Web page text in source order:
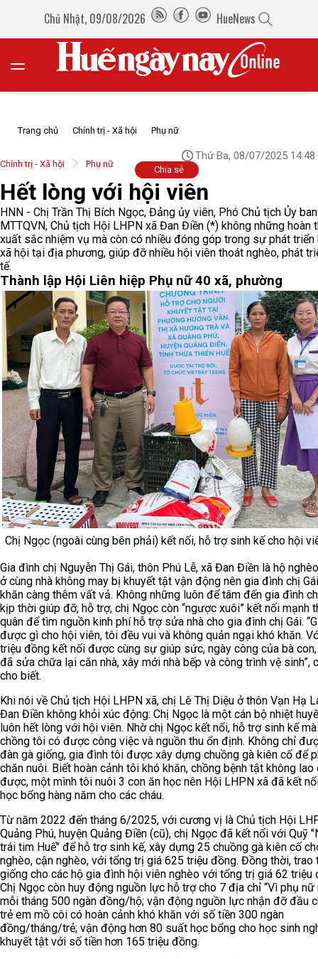
Chủ Nhật, 09/08/2026 HueNews
Trang chủ Chính trị - Xã hội Phụ nữ
Chính trị - Xã hội Phụ nữ
Thứ Ba, 08/07/2025 14:48
Chia sẻ
Hết lòng với hội viên
HNN - Chị Trần Thị Bích Ngọc, Đảng ủy viên, Phó Chủ tịch Ủy ban
MTTQVN, Chủ tịch Hội LHPN xã Đan Điền (*) không những hoàn
xuất sắc nhiệm vụ mà còn có nhiều đóng góp trong sự phát triển
xã hội tại địa phương, giúp đỡ nhiều hội viên thoát nghèo, phát
tế.
Thành lập Hội Liên hiệp Phụ nữ 40 xã, phường
Chị Ngọc (ngoài cùng bên phải) kết nối, hỗ trợ sinh kế cho hội
Gia đình chị Nguyễn Thị Gái, thôn Phú Lễ, xã Đan Điền là hộ
ở cùng nhà không may bị khuyết tật vận động nên gia đình chị
khăn càng thêm vất vả. Không những luôn để tâm đến gia đình
kịp thời giúp đỡ, hỗ trợ, chị Ngọc còn “ngược xuôi” kết nối mạnh
quân để tìm nguồn kinh phí hỗ trợ sửa nhà cho gia đình chị Gái.
được gì cho hội viên, tôi đều vui và không quản ngại khó khăn.
triệu đồng kết nối được cùng sự giúp sức, ngày công của bà con,
đã sửa chữa lại căn nhà, xây mới nhà bếp và công trình vệ sinh”,
cho biết.
Khi nói về Chủ tịch Hội LHPN xã, chị Lê Thị Diệu ở thôn Vạn Hạ
Đan Điền không khỏi xúc động: Chị Ngọc là một cán bộ nhiệt
luôn hết lòng với hội viên. Nhờ chị Ngọc kết nối, hỗ trợ sinh kế
chồng tôi có được công việc và nguồn thu ổn định. Không chỉ
đàn gà giống, gia đình tôi được xây dựng chuồng gà kiên cố để
chăn nuôi. Biết hoàn cảnh tôi khó khăn, chồng bệnh tật không lao
được, một mình tôi nuôi 3 con ăn học nên Hội LHPN xã đã kết
học bổng hàng năm cho các cháu.
Từ năm 2022 đến tháng 6/2025, với cương vị là Chủ tịch Hội
Quảng Phú, huyện Quảng Điền (cũ), chị Ngọc đã kết nối với Quỹ
trái tim Huế" để hỗ trợ sinh kế, xây dựng 25 chuồng gà kiên cố
nghèo, cận nghèo, với tổng trị giá 625 triệu đồng. Đồng thời, trao
giống cho các hộ gia đình hội viên nghèo với tổng trị giá 62 triệu
Chị Ngọc còn huy động nguồn lực hỗ trợ cho 7 địa chỉ “Vì phụ nữ
mỗi tháng 500 ngàn đồng/hộ; vận động nguồn lực nhận đỡ đầu
trẻ em mồ côi có hoàn cảnh khó khăn với số tiền 300 ngàn
đồng/tháng/trẻ; vận động hơn 80 suất học bổng cho học sinh
khuyết tật với số tiền hơn 165 triệu đồng.